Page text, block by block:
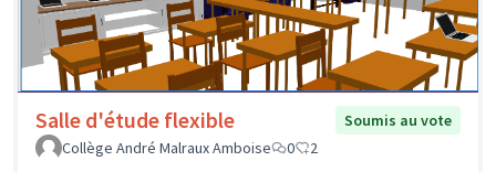
Salle d'étude flexible
Soumis au vote
Collège André Malraux Amboise
0 2